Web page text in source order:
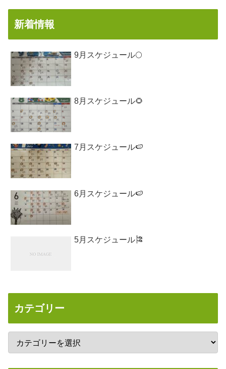
新着情報
9月スケジュール🌕
8月スケジュール🌻
7月スケジュール🍉
6月スケジュール🍉
5月スケジュール🎏
カテゴリー